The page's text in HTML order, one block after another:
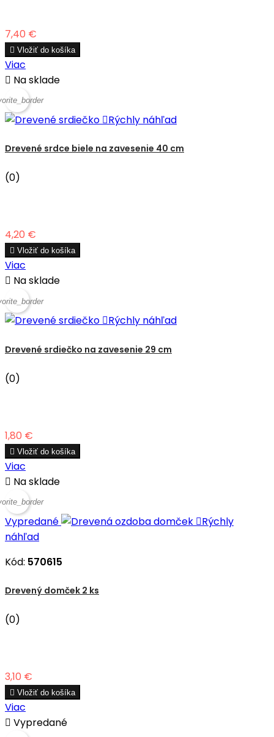
Cena
7,40 €
 Vložiť do košíka
Viac
 Na sklade
Rýchly náhľad
Drevené srdce biele na zavesenie 40 cm
(0)
Cena
4,20 €
 Vložiť do košíka
Viac
 Na sklade
Rýchly náhľad
Drevené srdiečko na zavesenie 29 cm
(0)
Cena
1,80 €
 Vložiť do košíka
Viac
 Na sklade
Vypredané Rýchly
náhľad
Kód: 570615
Drevený domček 2 ks
(0)
Cena
3,10 €
 Vložiť do košíka
Viac
 Vypredané